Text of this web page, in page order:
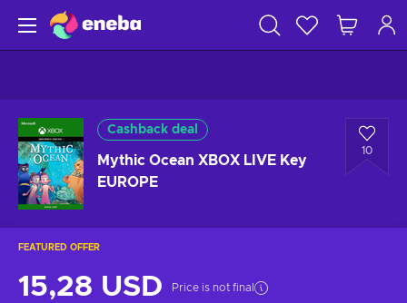
Cashback deal
Mythic Ocean XBOX LIVE Key
EUROPE
10
FEATURED OFFER
15,28 USD Price is not final